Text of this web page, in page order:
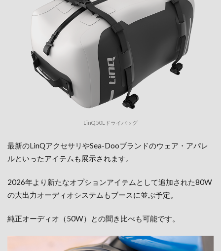
LinQ 50Lドライバッグ
最新のLinQアクセサリやSea-Dooブランドのウェア・アパレ
ルといったアイテムも展示されます。
2026年より新たなオプションアイテムとして追加された80W
の大出力オーディオシステムもブースに並ぶ予定。
純正オーディオ（50W）との聞き比べも可能です。